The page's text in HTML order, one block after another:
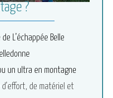
?
L’échappée Belle
un ultra en montagne
de matériel et